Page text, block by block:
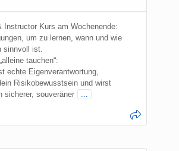
Instructor Kurs am Wochenende:
um zu lernen, wann und wie
sinnvoll ist.
tauchen“:
echte Eigenverantwortung,
Risikobewusstsein und wirst
sicherer, souveräner
...